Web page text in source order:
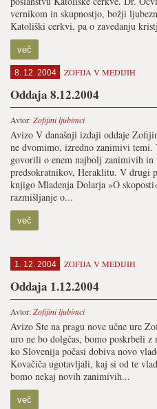
vernikom in skupnostjo, božji
Katoliški cerkvi, pa o zavedanju
več
8. 12. 2004 ZOFIJA V MEDIJIH
Oddaja 8.12.2004
Avtor:Zofijini ljubimci
Avizo V današnji izdaji oddaje
ne dvomimo, izredno zanimivi
govorili o enem najbolj zanimivih in
predsokratnikov, Heraklitu. V drugi
knjigo Mladenja Dolarja »O
razmišljanje o...
več
1. 12. 2004 ZOFIJA V MEDIJIH
Oddaja 1.12.2004
Avtor:Zofijini ljubimci
Avizo Ste na pragu nove učne ure
uro ne bo dolgčas, bomo poskrbeli
ko Slovenija počasi dobiva novo
Kovačiča ugotavljali, kaj si od te
bomo nekaj novih zanimivih...
več